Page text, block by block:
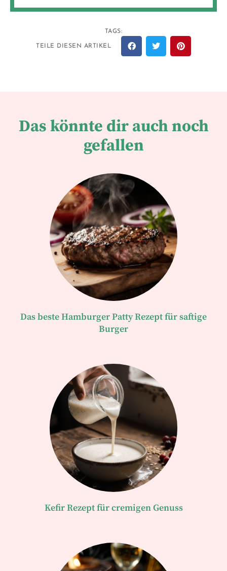
TAGS:
TEILE DIESEN ARTIKEL
Das könnte dir auch noch
gefallen
Das beste Hamburger Patty Rezept für saftige
Burger
Kefir Rezept für cremigen Genuss